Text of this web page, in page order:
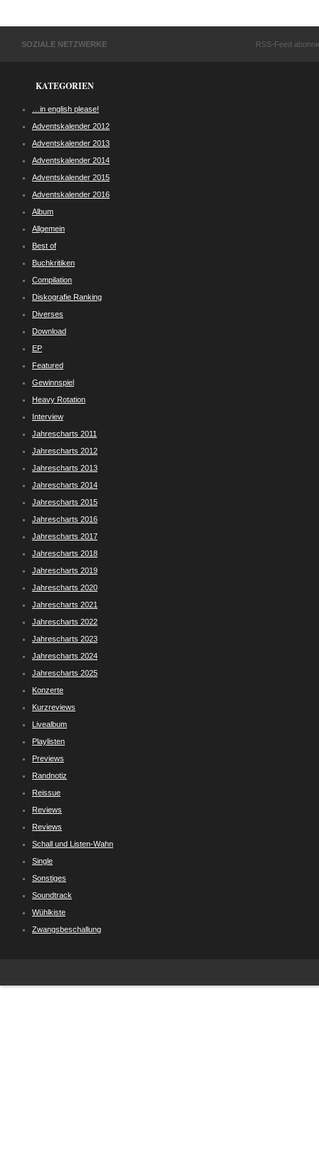
SOZIALE NETZWERKE RSS-Feed
KATEGORIEN
…in english please!
Adventskalender 2012
Adventskalender 2013
Adventskalender 2014
Adventskalender 2015
Adventskalender 2016
Album
Allgemein
Best of
Buchkritiken
Compilation
Diskografie Ranking
Diverses
Download
EP
Featured
Gewinnspiel
Heavy Rotation
Interview
Jahrescharts 2011
Jahrescharts 2012
Jahrescharts 2013
Jahrescharts 2014
Jahrescharts 2015
Jahrescharts 2016
Jahrescharts 2017
Jahrescharts 2018
Jahrescharts 2019
Jahrescharts 2020
Jahrescharts 2021
Jahrescharts 2022
Jahrescharts 2023
Jahrescharts 2024
Jahrescharts 2025
Konzerte
Kurzreviews
Livealbum
Playlisten
Previews
Randnotiz
Reissue
Reviews
Reviews
Schall und Listen-Wahn
Single
Sonstiges
Soundtrack
Wühlkiste
Zwangsbeschallung